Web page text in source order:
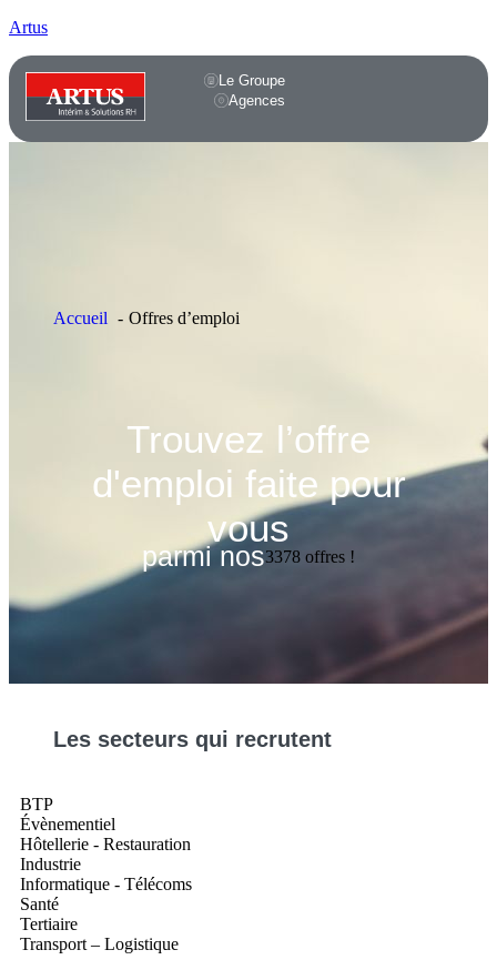
Artus
Le Groupe
Agences
Accueil Offres d’emploi
Trouvez l’offre
d'emploi faite pour
vous
parmi nos3378 offres !
Les secteurs qui recrutent
BTP
Évènementiel
Hôtellerie - Restauration
Industrie
Informatique - Télécoms
Santé
Tertiaire
Transport – Logistique